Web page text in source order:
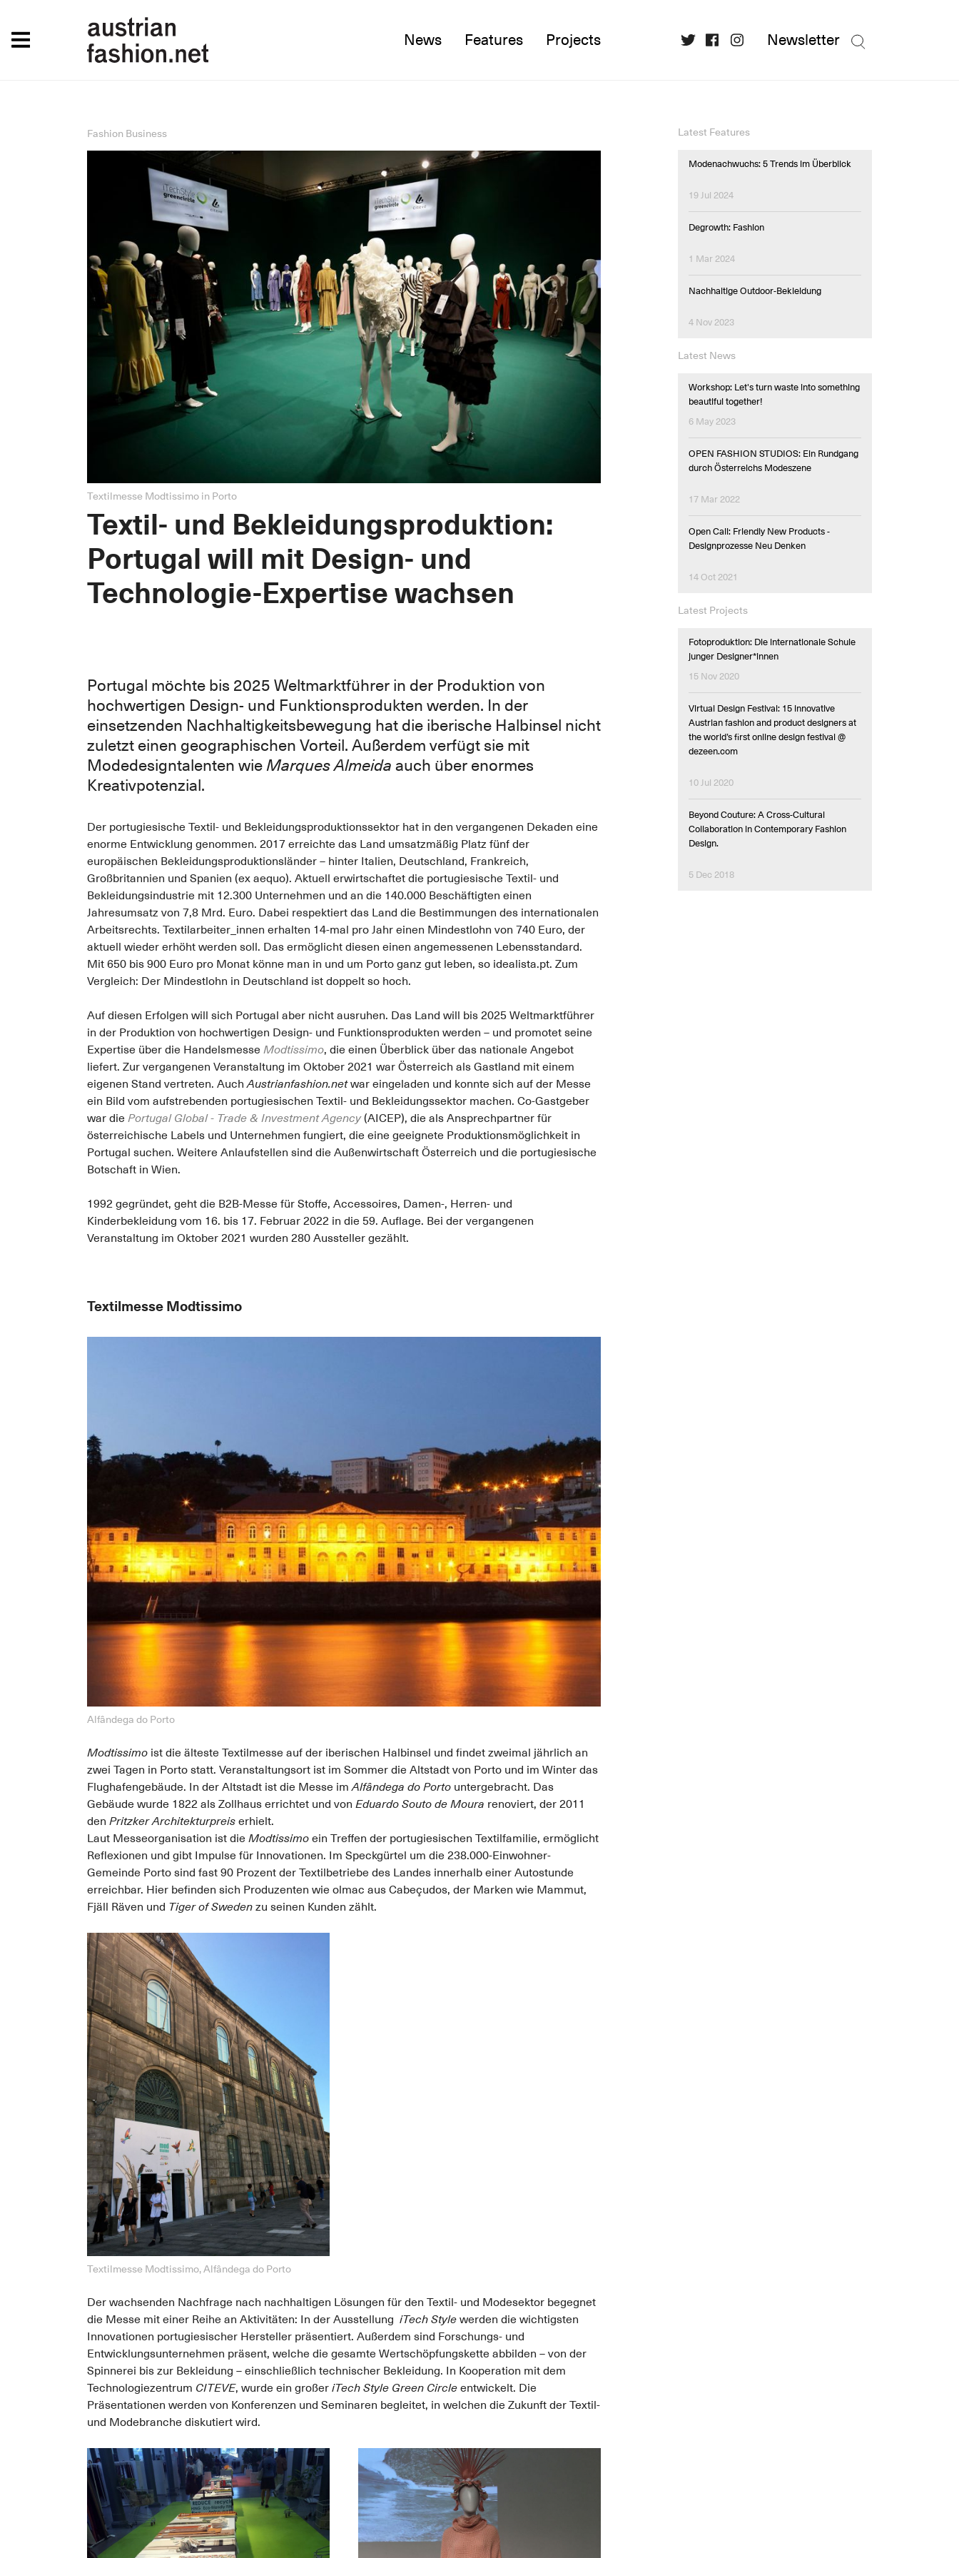
News Features Projects
TwitterFacebook
Instagram
Newsletter
Fashion Business
Textilmesse Modtissimo in Porto
Textil- und Bekleidungsproduktion:
Portugal will mit Design- und
Technologie-Expertise wachsen
Portugal möchte bis 2025 Weltmarktführer in der Produktion von
hochwertigen Design- und Funktionsprodukten werden. In der
einsetzenden Nachhaltigkeitsbewegung hat die iberische Halbinsel nicht
zuletzt einen geographischen Vorteil. Außerdem verfügt sie mit
Modedesigntalenten wieMarques Almeida auch über enormes
Kreativpotenzial.
Der portugiesische Textil- und Bekleidungsproduktionssektor hat in den vergangenen Dekaden eine
enorme Entwicklung genommen. 2017 erreichte das Land umsatzmäßig Platz fünf der
europäischen Bekleidungsproduktionsländer – hinter Italien, Deutschland, Frankreich,
Großbritannien und Spanien (ex aequo). Aktuell erwirtschaftet die portugiesische Textil- und
Bekleidungsindustrie mit 12.300 Unternehmen und an die 140.000 Beschäftigten einen
Jahresumsatz von 7,8 Mrd. Euro. Dabei respektiert das Land die Bestimmungen des internationalen
Arbeitsrechts. Textilarbeiter_innen erhalten 14-mal pro Jahr einen Mindestlohn von 740 Euro, der
aktuell wieder erhöht werden soll. Das ermöglicht diesen einen angemessenen Lebensstandard.
Mit 650 bis 900 Euro pro Monat könne man in und um Porto ganz gut leben, so idealista.pt. Zum
Vergleich: Der Mindestlohn in Deutschland ist doppelt so hoch.
Auf diesen Erfolgen will sich Portugal aber nicht ausruhen. Das Land will bis 2025 Weltmarktführer
in der Produktion von hochwertigen Design- und Funktionsprodukten werden – und promotet seine
Expertise über die Handelsmesse Modtissimo, die einen Überblick über das nationale Angebot
liefert. Zur vergangenen Veranstaltung im Oktober 2021 war Österreich als Gastland mit einem
eigenen Stand vertreten. AuchAustrianfashion.netwar eingeladen und konnte sich auf der Messe
ein Bild vom aufstrebenden portugiesischen Textil- und Bekleidungssektor machen. Co-Gastgeber
war die Portugal Global - Trade & Investment Agency(AICEP), die als Ansprechpartner für
österreichische Labels und Unternehmen fungiert, die eine geeignete Produktionsmöglichkeit in
Portugal suchen. Weitere Anlaufstellen sind die Außenwirtschaft Österreich und die portugiesische
Botschaft in Wien.
1992 gegründet, geht die B2B-Messe für Stoffe, Accessoires, Damen-, Herren- und
Kinderbekleidung vom 16. bis 17. Februar 2022 in die 59. Auflage. Bei der vergangenen
Veranstaltung im Oktober 2021 wurden 280 Aussteller gezählt.
Textilmesse Modtissimo
Alfândega do Porto
Modtissimo ist die älteste Textilmesse auf der iberischen Halbinsel und findet zweimal jährlich an
zwei Tagen in Porto statt. Veranstaltungsort ist im Sommer die Altstadt von Porto und im Winter das
Flughafengebäude. In der Altstadt ist die Messe imAlfândega do Porto untergebracht. Das
Gebäude wurde 1822 als Zollhaus errichtet und von Eduardo Souto de Moura renoviert, der 2011
den Pritzker Architekturpreis erhielt.
Laut Messeorganisation ist die Modtissimo ein Treffen der portugiesischen Textilfamilie, ermöglicht
Reflexionen und gibt Impulse für Innovationen. Im Speckgürtel um die 238.000-Einwohner-
Gemeinde Porto sind fast 90 Prozent der Textilbetriebe des Landes innerhalb einer Autostunde
erreichbar. Hier befinden sich Produzenten wie olmac aus Cabeçudos, der Marken wie Mammut,
Fjäll Räven und Tiger of Sweden zu seinen Kunden zählt.
Textilmesse Modtissimo, Alfândega do Porto
Der wachsenden Nachfrage nach nachhaltigen Lösungen für den Textil- und Modesektor begegnet
die Messe mit einer Reihe an Aktivitäten: In der Ausstellung iTech Style werden die wichtigsten
Innovationen portugiesischer Hersteller präsentiert. Außerdem sind Forschungs- und
Entwicklungsunternehmen präsent, welche die gesamte Wertschöpfungskette abbilden – von der
Spinnerei bis zur Bekleidung – einschließlich technischer Bekleidung. In Kooperation mit dem
Technologiezentrum CITEVE, wurde ein großer iTech Style Green Circle entwickelt. Die
Präsentationen werden von Konferenzen und Seminaren begleitet, in welchen die Zukunft der Textil-
und Modebranche diskutiert wird.
Latest Features
Modenachwuchs: 5 Trends im Überblick
19 Jul 2024
Degrowth: Fashion
1 Mar 2024
Nachhaltige Outdoor-Bekleidung
4 Nov 2023
Latest News
Workshop: Let's turn waste into something
beautiful together!
6 May 2023
OPEN FASHION STUDIOS: Ein Rundgang
durch Österreichs Modeszene
17 Mar 2022
Open Call: Friendly New Products -
Designprozesse Neu Denken
14 Oct 2021
Latest Projects
Fotoproduktion: Die internationale Schule
junger Designer*innen
15 Nov 2020
Virtual Design Festival: 15 innovative
Austrian fashion and product designers at
the world’s first online design festival @
dezeen.com
10 Jul 2020
Beyond Couture: A Cross-Cultural
Collaboration in Contemporary Fashion
Design.
5 Dec 2018